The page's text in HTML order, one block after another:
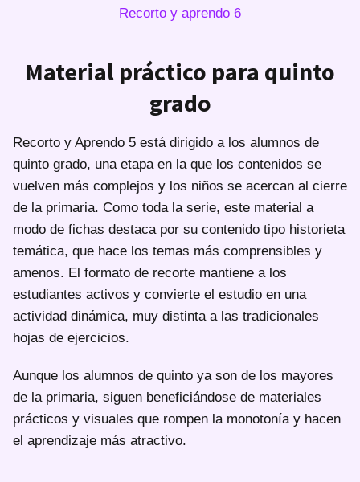
Recorto y aprendo 6
Material práctico para quinto
grado
Recorto y Aprendo 5 está dirigido a los alumnos de
quinto grado, una etapa en la que los contenidos se
vuelven más complejos y los niños se acercan al cierre
de la primaria. Como toda la serie, este material a
modo de fichas destaca por su contenido tipo historieta
temática, que hace los temas más comprensibles y
amenos. El formato de recorte mantiene a los
estudiantes activos y convierte el estudio en una
actividad dinámica, muy distinta a las tradicionales
hojas de ejercicios.
Aunque los alumnos de quinto ya son de los mayores
de la primaria, siguen beneficiándose de materiales
prácticos y visuales que rompen la monotonía y hacen
el aprendizaje más atractivo.